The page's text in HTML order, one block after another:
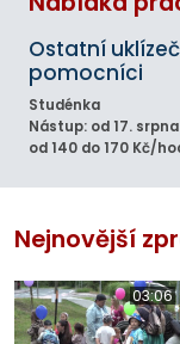
Ostatní
pomocníci
Studénka
Nástup: od 17.
od 140 do 170 Kč/
Nejnovější
03:06